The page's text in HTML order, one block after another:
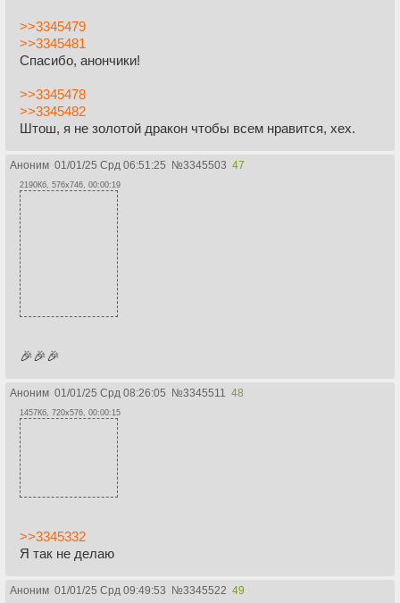
>>3345479
>>3345481
Спасибо, анончики!
>>3345478
>>3345482
Штош, я не золотой дракон чтобы всем нравится, хех.
Аноним 01/01/25 Срд 06:51:25 №3345503 47
2190Кб, 576x746, 00:00:19
🎉🎉🎉
Аноним 01/01/25 Срд 08:26:05 №3345511 48
1457Кб, 720x576, 00:00:15
>>3345332
Я так не делаю
Аноним 01/01/25 Срд 09:49:53 №3345522 49